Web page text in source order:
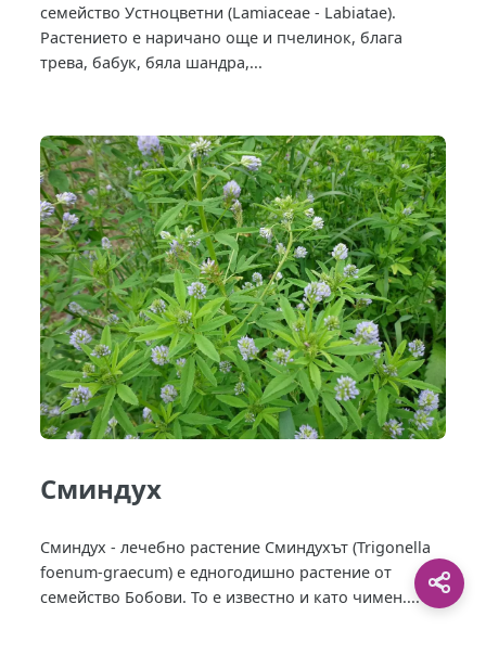
семейство Устноцветни (Lamiaceae - Labiatae).
Растението е наричано още и пчелинок, блага
трева, бабук, бяла шандра,...
Сминдух
Сминдух - лечебно растение Сминдухът (Trigonella
foenum-graecum) е едногодишно растение от
семейство Бобови. То е известно и като чимен....